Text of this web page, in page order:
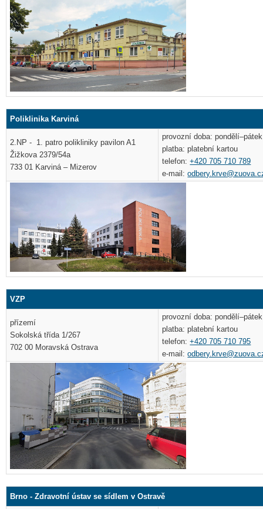
Poliklinika Karviná
2.NP - 1. patro polikliniky pavilon A1
Žižkova 2379/54a
733 01 Karviná – Mizerov
provozní doba:
platba: platební kartou
telefon:+420 705 710 789
e-mail:
VZP
přízemí
Sokolská třída 1/267
702 00 Moravská Ostrava
provozní doba:
platba: platební kartou
telefon:+420 705 710 795
e-mail:
Brno - Zdravotní ústav se sídlem v Ostravě